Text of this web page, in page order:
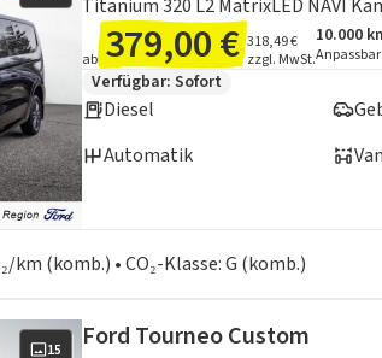
ab 379,00 € 318,49 €
zzgl. MwSt.
10.000
Anpassbar
Zusätzliche Fahrzeuginformationen:
Verfügbar: Sofort
Diesel
Automatik
Van
km (komb.) • CO₂-Klasse: G (komb.)
15 Ford Tourneo Custom